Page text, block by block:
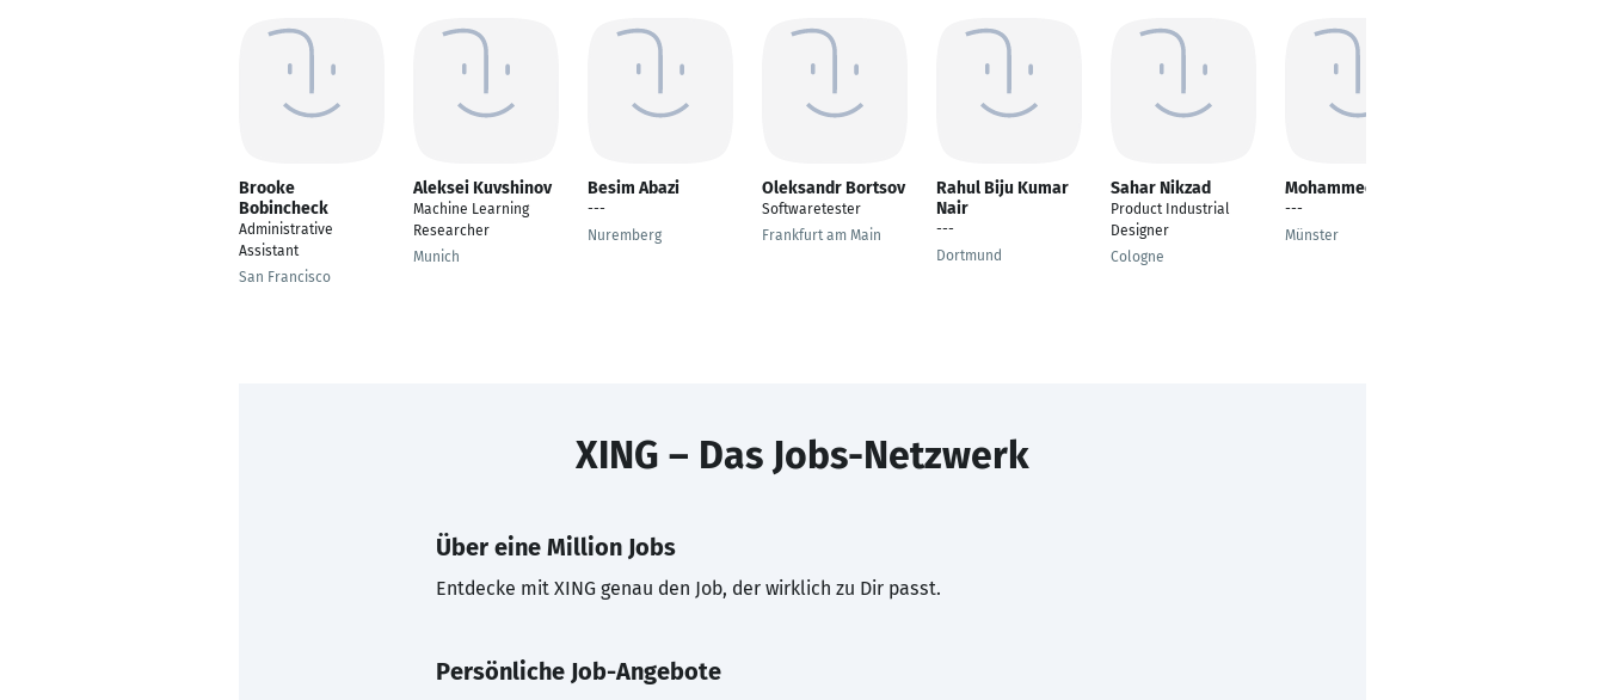
Brooke
Bobincheck
Administrative
Assistant
San Francisco
Aleksei Kuvshinov
Machine Learning
Researcher
Munich
Besim Abazi
---
Nuremberg
Oleksandr Bortsov
Softwaretester
Frankfurt am Main
Rahul Biju Kumar
Nair
---
Dortmund
Sahar Nikzad
Product Industrial
Designer
Cologne
Mohammed Elkady
---
Münster
XING – Das Jobs-Netzwerk
Über eine Million Jobs
Entdecke mit XING genau den Job, der wirklich zu Dir passt.
Persönliche Job-Angebote